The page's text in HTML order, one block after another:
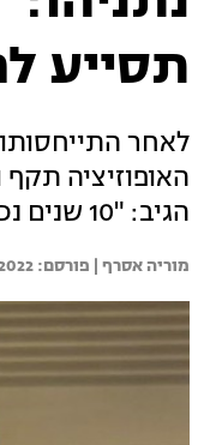
תסייע
לאחר
האופוזיציה
הגיב: "10 שנים נכשלת בניסיון להביא את ההסכם הזה"
מוריה אסרף |